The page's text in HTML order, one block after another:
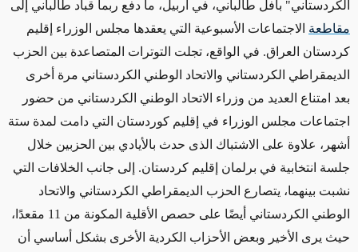
الكردستاني" بافل طالباني، في أربيل، ما دفع ربما قباد طالباني إلى
مقاطعة الاجتماعات الأسبوعية التي يعقدها مجلس الوزراء إقليم
كردستان العراق. في الواقع، تجلت التوترات المتصاعدة بين الحزب
الديمقراطي الكردستاني والاتحاد الوطني الكردستاني مرة أخرى
بعد امتناع العديد من وزراء الاتحاد الوطني الكردستاني من حضور
اجتماعات مجلس الوزراء في إقليم كوردستان التي دامت لمدة ستة
أشهر، علاوة على الاشتباك الذى حدث بالأيادي بين الحزبين خلال
جلسة انتخابية في برلمان إقليم كردستان. إلى جانب الخلافات التي
نشبت بينهما، يتصارع الحزب الديمقراطي الكردستاني والاتحاد
الوطني الكردستاني أيضًا على حصص الأقلية المكونة من 11 مقعدًا،
حيث يرى الأخير وبعض الأحزاب الكردية الأخرى بشكل أساسي أن